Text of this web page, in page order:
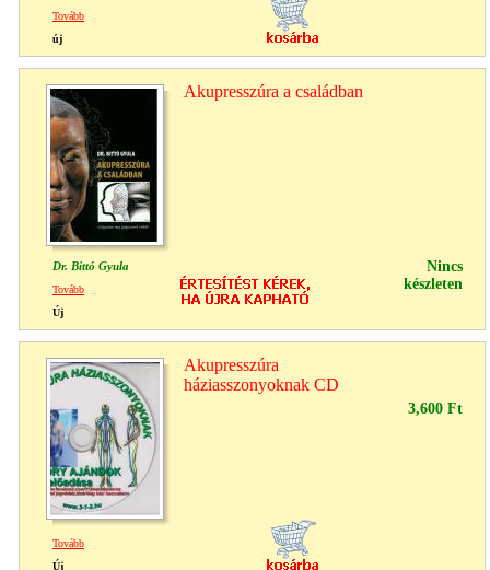
Tovább
új
Akupresszúra a családban
Dr. Bittó Gyula
Nincs
készleten
Tovább
Új
Akupresszúra
háziasszonyoknak CD
3,600 Ft
Tovább
Új